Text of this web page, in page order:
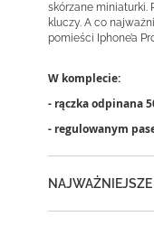
skórzane miniaturki.
kluczy. A co
pomieści Iphone’a
W komplecie:
- rączka odpinana
- regulowanym